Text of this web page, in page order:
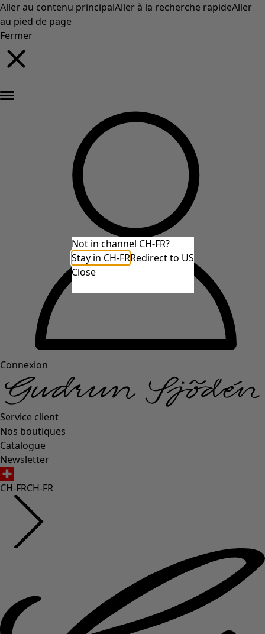
Aller au contenu principalAller à la recherche rapideAller
au pied de page
Fermer
Connexion
Service client
Nos boutiques
Catalogue
Newsletter
CH-FRCH-FR
Not in channel CH-FR?
Stay in CH-FRRedirect to US
Close